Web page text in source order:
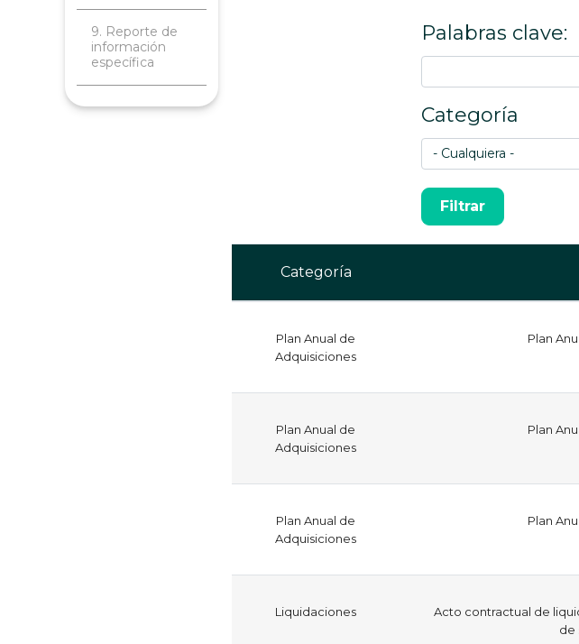
9. Reporte de
información
específica
Palabras clave:
Categoría
Categoría
Plan Anual de
Adquisiciones
Plan
Plan Anual de
Adquisiciones
Plan
Plan Anual de
Adquisiciones
Plan
Liquidaciones
Acto contractual de
de